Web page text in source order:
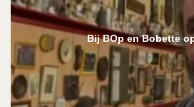
Bij BOp en Bobette